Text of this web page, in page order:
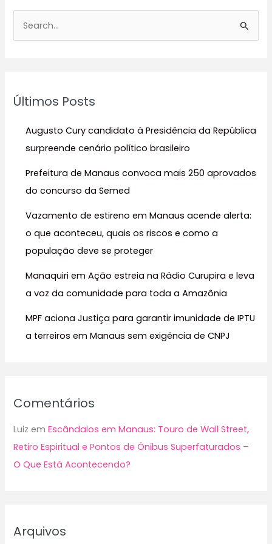
iÚltimos Posts
Augusto Cury candidato à Presidência da República
surpreende cenário político brasileiro
Prefeitura de Manaus convoca mais 250 aprovados
do concurso da Semed
Vazamento de estireno em Manaus acende alerta:
o que aconteceu, quais os riscos e como a
população deve se proteger
Manaquiri em Ação estreia na Rádio Curupira e leva
a voz da comunidade para toda a Amazônia
MPF aciona Justiça para garantir imunidade de IPTU
a terreiros em Manaus sem exigência de CNPJ
Comentários
Luiz emEscândalos em Manaus: Touro de Wall Street,
Retiro Espiritual e Pontos de Ônibus Superfaturados –
O Que Está Acontecendo?
Arquivos